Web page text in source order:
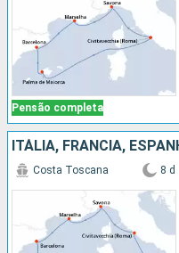
Pensão completa
ITÁLIA, FRANCIA,
Costa Toscana 8 d